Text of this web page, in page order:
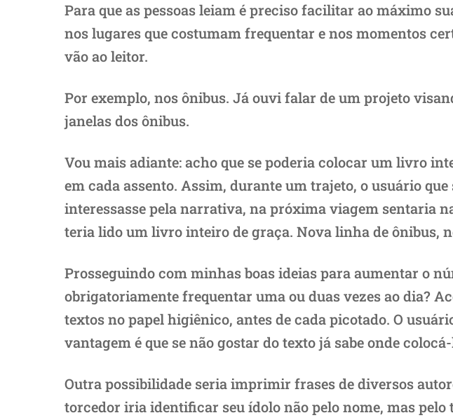
Para que as pessoas leiam é preciso facilitar ao máximo
nos lugares que costumam frequentar e nos momentos
vão ao leitor.
Por exemplo, nos ônibus. Já ouvi falar de um projeto
janelas dos ônibus.
Vou mais adiante: acho que se poderia colocar um livro
em cada assento. Assim, durante um trajeto, o usuário
interessasse pela narrativa, na próxima viagem sentaria
teria lido um livro inteiro de graça. Nova linha de ônibus,
Prosseguindo com minhas boas ideias para aumentar o
obrigatoriamente frequentar uma ou duas vezes ao dia?
textos no papel higiênico, antes de cada picotado. O
vantagem é que se não gostar do texto já sabe onde
Outra possibilidade seria imprimir frases de diversos
torcedor iria identificar seu ídolo não pelo nome, mas